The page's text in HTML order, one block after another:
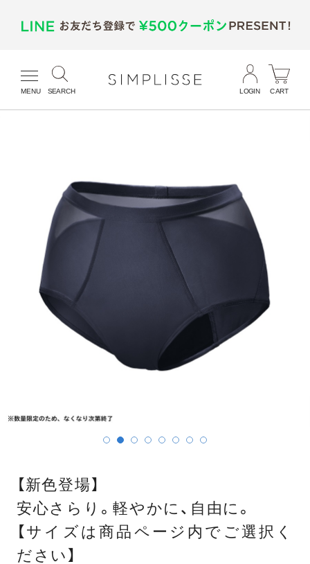
MENU SEARCH LOGIN CART
【新色登場】
安心さらり。軽やかに、自由に。
【サイズは商品ページ内でご選択く
ださい】